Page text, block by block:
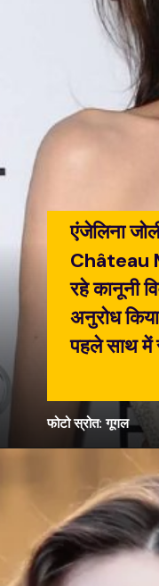
एंजेलिना
Château
रहे कानूनी
अनुरोध
पहले साथ
फोटो स्रोत: गूगल